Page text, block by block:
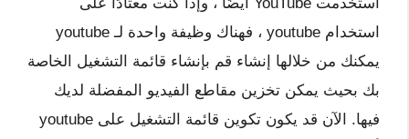
استخدام youtube ، فهناك وظيفة واحدة لـ youtube
يمكنك من خلالها إنشاء قم بإنشاء قائمة التشغيل الخاصة
بك بحيث يمكن تخزين مقاطع الفيديو المفضلة لديك
فيها. الآن قد يكون تكوين قائمة التشغيل على youtube